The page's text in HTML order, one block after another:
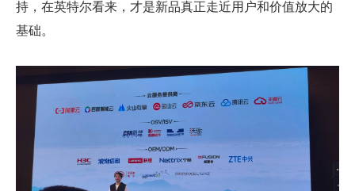
持，在英特尔看来，才是新品真正走近用户和价值放大的
基础。